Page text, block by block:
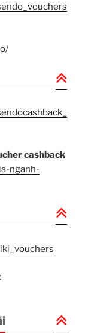
cashback
nganh-
: